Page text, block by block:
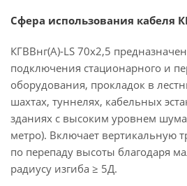
Сфера использования кабеля
КГВВнг(А)-LS 70х2,5
подключения стационарного и
оборудования, прокладок в
шахтах, туннелях, кабельных
зданиях с высоким уровнем
метро). Включает вертикальную
по перепаду высоты благодаря
радиусу изгиба ≥ 5Д.